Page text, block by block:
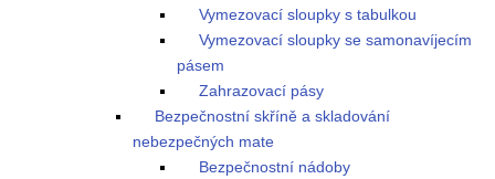
Vymezovací sloupky s tabulkou
Vymezovací sloupky se samonavíjecím
pásem
Zahrazovací pásy
Bezpečnostní skříně a skladování
nebezpečných mate
Bezpečnostní nádoby